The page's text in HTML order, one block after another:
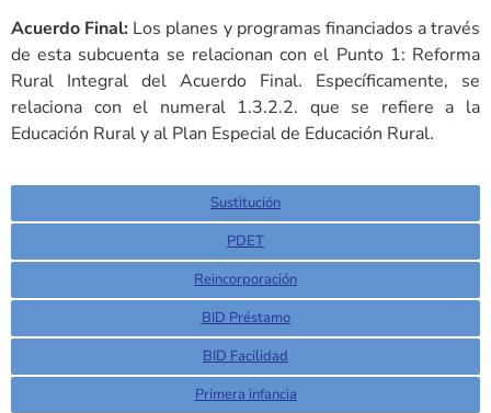
Acuerdo Final: Los planes y programas financiados a través
de esta subcuenta se relacionan con el Punto 1: Reforma
Rural Integral del Acuerdo Final. Específicamente, se
relaciona con el numeral 1.3.2.2. que se refiere a la
Educación Rural y al Plan Especial de Educación Rural.
Sustitución
PDET
Reincorporación
BID Préstamo
BID Facilidad
Primera infancia